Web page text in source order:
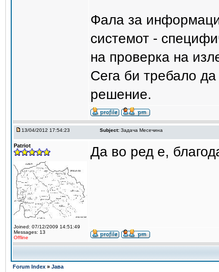
Фала за
системот -
на проверка на
Сега би требало да
решение.
13/04/2012 17:54:23 Subject: Задача Месечина
Patriot
Joined: 07/12/2009 14:51:49
Messages: 13
Offline
Да во ред е,
Forum Index » Јава